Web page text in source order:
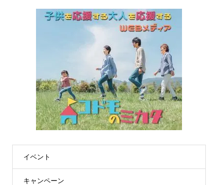
イベント
キャンペーン